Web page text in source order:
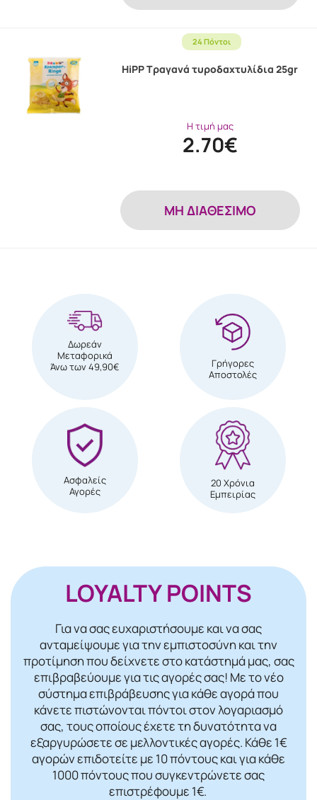
24 Πόντοι
HiPP Τραγανά τυροδαχτυλίδια 25gr
Η τιμή μας
2.70€
MH ΔΙΑΘΕΣΙΜΟ
Δωρεάν
Μεταφορικά
Άνω των 49,90€
Γρήγορες
Αποστολές
Ασφαλείς
Αγορές
20 Χρόνια
Εμπειρίας
LOYALTY POINTS
Για να σας ευχαριστήσουμε και να σας
ανταμείψουμε για την εμπιστοσύνη και την
προτίμηση που δείχνετε στο κατάστημά μας, σας
επιβραβεύουμε για τις αγορές σας! Mε το νέο
σύστημα επιβράβευσης για κάθε αγορά που
κάνετε πιστώνονται πόντοι στον λογαριασμό
σας, τους οποίους έχετε τη δυνατότητα να
εξαργυρώσετε σε μελλοντικές αγορές. Κάθε 1€
αγορών επιδοτείτε με 10 πόντους και για κάθε
1000 πόντους που συγκεντρώνετε σας
επιστρέφουμε 1€.